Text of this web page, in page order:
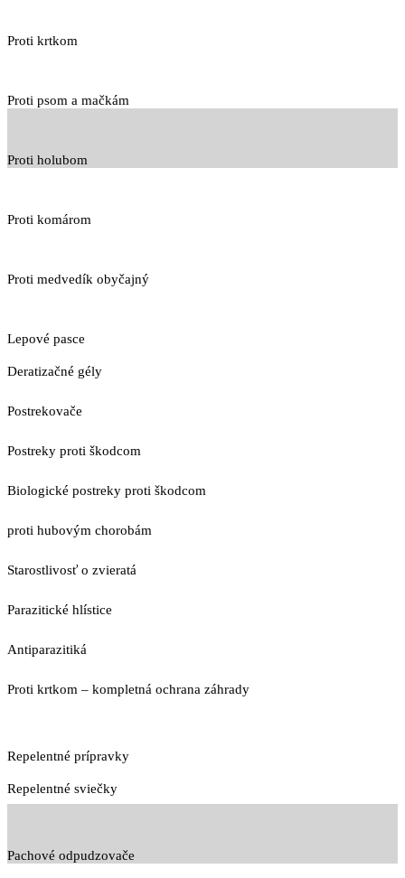
Proti krtkom
Proti psom a mačkám
Proti holubom
Proti komárom
Proti medvedík obyčajný
Lepové pasce
Deratizačné gély
Postrekovače
Postreky proti škodcom
Biologické postreky proti škodcom
proti hubovým chorobám
Starostlivosť o zvieratá
Parazitické hlístice
Antiparazitiká
Proti krtkom – kompletná ochrana záhrady
Repelentné prípravky
Repelentné sviečky
Pachové odpudzovače